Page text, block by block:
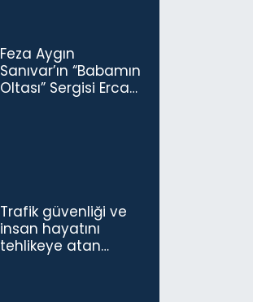
Feza Aygın
Sanıvar’ın “Babamın
Oltası” Sergisi Ercan
Trafik güvenliği ve
insan hayatını
tehlikeye atan